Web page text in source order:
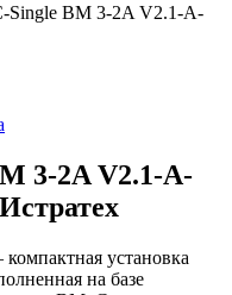
Single BM 3-2A V2.1-A-
3-2A V2.1-A-
установка
на базе